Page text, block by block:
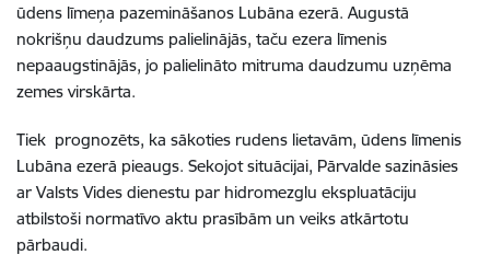
ūdens līmeņa pazemināšanos Lubāna ezerā. Augustā
nokrišņu daudzums palielinājās, taču ezera līmenis
nepaaugstinājās, jo palielināto mitruma daudzumu uzņēma
zemes virskārta.
Tiek prognozēts, ka sākoties rudens lietavām, ūdens līmenis
Lubāna ezerā pieaugs. Sekojot situācijai, Pārvalde sazināsies
ar Valsts Vides dienestu par hidromezglu ekspluatāciju
atbilstoši normatīvo aktu prasībām un veiks atkārtotu
pārbaudi.